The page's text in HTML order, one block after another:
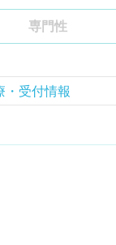
専門性
・受付情報